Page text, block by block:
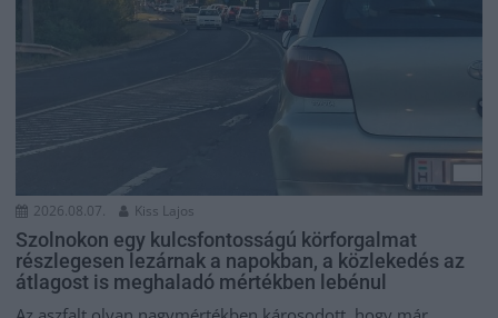
2026.08.07. Kiss Lajos
Szolnokon egy kulcsfontosságú körforgalmat
részlegesen lezárnak a napokban, a közlekedés az
átlagost is meghaladó mértékben lebénul